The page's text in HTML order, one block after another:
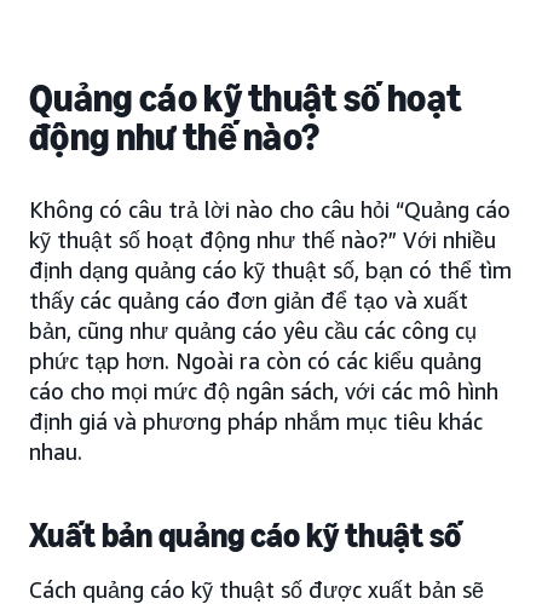
Quảng cáo kỹ thuật số hoạt
động như thế nào?
Không có câu trả lời nào cho câu hỏi “Quảng cáo
kỹ thuật số hoạt động như thế nào?” Với nhiều
định dạng quảng cáo kỹ thuật số, bạn có thể tìm
thấy các quảng cáo đơn giản để tạo và xuất
bản, cũng như quảng cáo yêu cầu các công cụ
phức tạp hơn. Ngoài ra còn có các kiểu quảng
cáo cho mọi mức độ ngân sách, với các mô hình
định giá và phương pháp nhắm mục tiêu khác
nhau.
Xuất bản quảng cáo kỹ thuật số
Cách quảng cáo kỹ thuật số được xuất bản sẽ